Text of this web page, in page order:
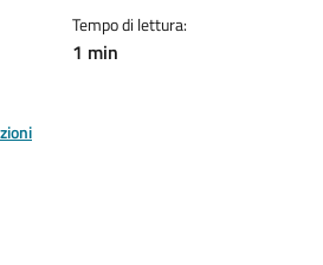
Tempo di lettura:
1 min